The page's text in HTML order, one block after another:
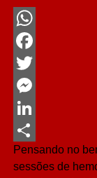
WhatsApp
Facebook
Twitter
Messenger
LinkedIn
Share
Pensando no
sessões de